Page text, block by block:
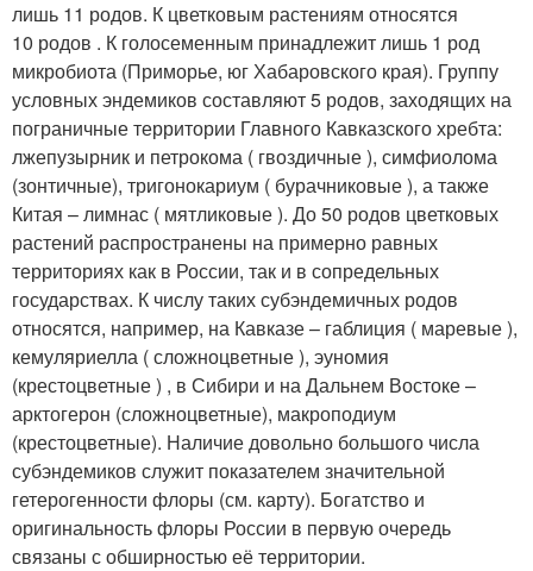
лишь 11 родов. К цветковым растениям относятся
10 родов . К голосеменным принадлежит лишь 1 род
микробиота (Приморье, юг Хабаровского края). Группу
условных эндемиков составляют 5 родов, заходящих на
пограничные территории Главного Кавказского хребта:
лжепузырник и петрокома ( гвоздичные ), симфиолома
(зонтичные), тригонокариум ( бурачниковые ), а также
Китая – лимнас ( мятликовые ). До 50 родов цветковых
растений распространены на примерно равных
территориях как в России, так и в сопредельных
государствах. К числу таких субэндемичных родов
относятся, например, на Кавказе – габлиция ( маревые ),
кемуляриелла ( сложноцветные ), эуномия
(крестоцветные ) , в Сибири и на Дальнем Востоке –
арктогерон (сложноцветные), макроподиум
(крестоцветные). Наличие довольно большого числа
субэндемиков служит показателем значительной
гетерогенности флоры (см. карту). Богатство и
оригинальность флоры России в первую очередь
связаны с обширностью её территории.